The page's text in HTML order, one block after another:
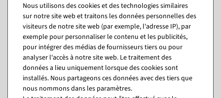
Nous utilisons des cookies et des technologies similaires
sur notre site web et traitons les données personnelles des
visiteurs de notre site web (par exemple, l'adresse IP), par
exemple pour personnaliser le contenu et les publicités,
pour intégrer des médias de fournisseurs tiers ou pour
analyser l'accès à notre site web. Le traitement des
données a lieu uniquement lorsque des cookies sont
installés. Nous partageons ces données avec des tiers que
nous nommons dans les paramètres.